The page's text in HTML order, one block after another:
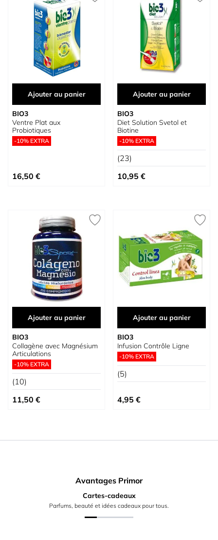
Ajouter au panier
BIO3
Ventre Plat aux
Probiotiques
-10% EXTRA
16,50 €
Ajouter au panier
BIO3
Diet Solution Svetol et
Biotine
-10% EXTRA
(23)
10,95 €
Ajouter au panier
BIO3
Collagène avec Magnésium
Articulations
-10% EXTRA
(10)
11,50 €
Ajouter au panier
BIO3
Infusion Contrôle Ligne
-10% EXTRA
(5)
4,95 €
Avantages Primor
Cartes-cadeaux
Parfums, beauté et idées cadeaux pour tous.